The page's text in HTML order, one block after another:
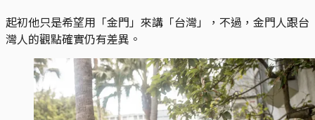
起初他只是希望用「金門」來講「台灣」，不過，金門人跟台
灣人的觀點確實仍有差異。